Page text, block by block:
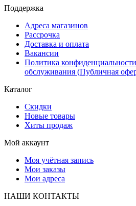
Поддержка
Адреса магазинов
Рассрочка
Доставка и оплата
Вакансии
Политика
обслуживания (Публичная
Каталог
Скидки
Новые товары
Хиты продаж
Мой аккаунт
Моя учётная запись
Мои заказы
Мои адреса
НАШИ КОНТАКТЫ